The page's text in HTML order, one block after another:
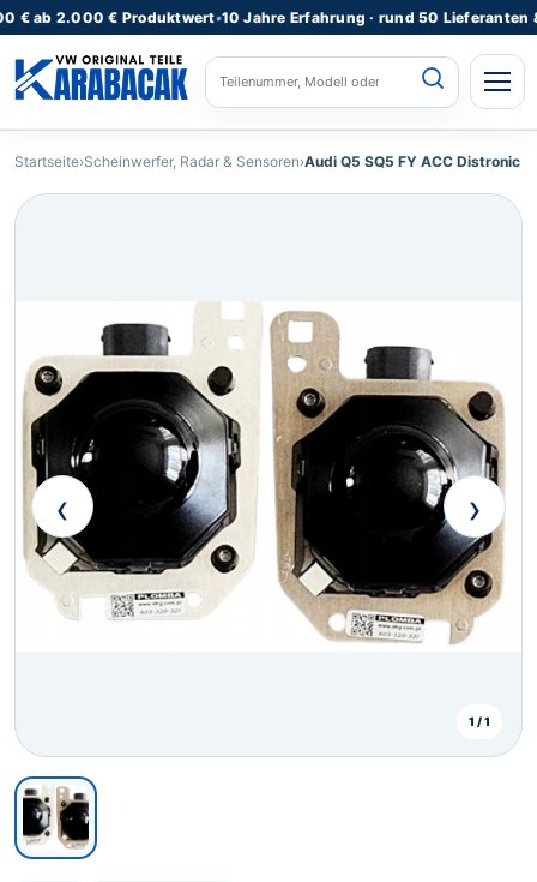
2.000 € Produktwert•10 Jahre Erfahrung · rund 50 Lieferanten &
STARTSEITE
ALLE PRODUKTE
REPARATURSERVICE
TEILEANFRAGE
RATGEBER
KONTAKT
DE
Sprache wählen
Deutsch (Österreich)
FR
Italiano
Português
Startseite›Scheinwerfer, Radar & Sensoren›Audi Q5 SQ5 FY ACC Distronic
‹ ›
1 / 1